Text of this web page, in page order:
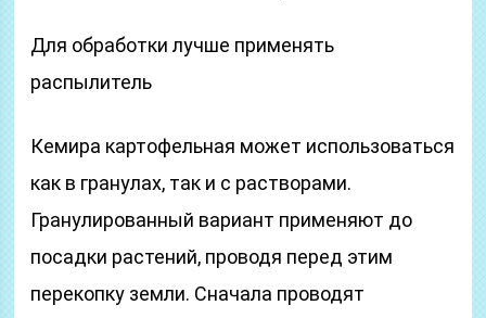
Для обработки лучше применять
распылитель
Кемира картофельная может использоваться
как в гранулах, так и с растворами.
Гранулированный вариант применяют до
посадки растений, проводя перед этим
перекопку земли. Сначала проводят